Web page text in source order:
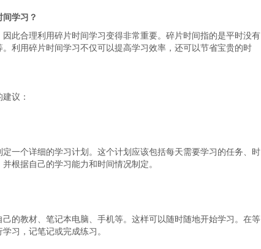
学习？
此合理利用碎片时间学习变得非常重要。碎片时间指的是平时没有
利用碎片时间学习不仅可以提高学习效率，还可以节省宝贵的时
议：
一个详细的学习计划。这个计划应该包括每天需要学习的任务、时
根据自己的学习能力和时间情况制定。
的教材、笔记本电脑、手机等。这样可以随时随地开始学习。在等
习，记笔记或完成练习。